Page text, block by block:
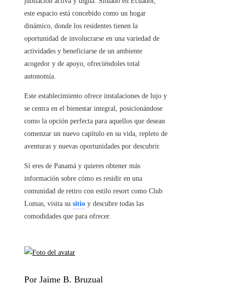
este espacio está concebido como un hogar
dinámico, donde los residentes tienen la
oportunidad de involucrarse en una variedad de
actividades y beneficiarse de un ambiente
acogedor y de apoyo, ofreciéndoles total
autonomía.
Este establecimiento ofrece instalaciones de lujo y
se centra en el bienestar integral, posicionándose
como la opción perfecta para aquellos que desean
comenzar un nuevo capítulo en su vida, repleto de
aventuras y nuevas oportunidades por descubrir.
Si eres de Panamá y quieres obtener más
información sobre cómo es residir en una
comunidad de retiro con estilo resort como Club
Lomas, visita su sitio y descubre todas las
comodidades que para ofrecer.
Por Jaime B. Bruzual